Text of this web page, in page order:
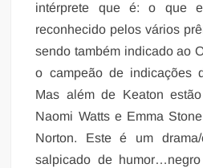
intérprete que é: o que
reconhecido pelos vários
sendo também indicado ao
o campeão de indicações
Mas além de Keaton
Naomi Watts e Emma
Norton. Este é um
salpicado de